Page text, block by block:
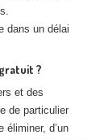
dans un délai
?
et des
de particulier
éliminer, d’un